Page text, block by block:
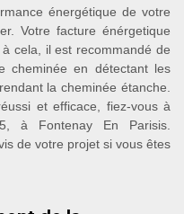
énergétique de votre
Votre facture énérgetique
cela, il est recommandé de
cheminée en détectant les
la cheminée étanche.
et efficace, fiez-vous à
à Fontenay En Parisis.
de votre projet si vous êtes